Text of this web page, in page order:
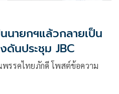
ายกฯแล้วกลายเป็น
ดันประชุม JBC
พรรคไทยภักดี โพสต์ข้อความ